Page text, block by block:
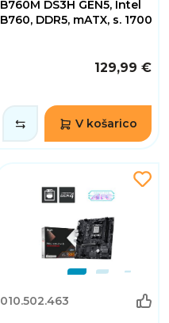
B760M DS3H GEN5, Intel
B760, DDR5, mATX, s. 1700
129,99 €
V košarico
010.502.463